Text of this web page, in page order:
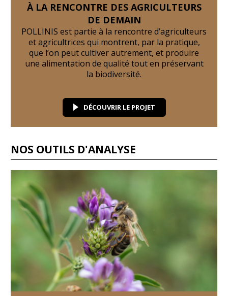
À LA RENCONTRE DES AGRICULTEURS
DE DEMAIN
POLLINIS est partie à la rencontre d’agriculteurs
et agricultrices qui montrent, par la pratique,
que l’on peut cultiver autrement, et produire
une alimentation de qualité tout en préservant
la biodiversité.
DÉCOUVRIR LE PROJET
NOS OUTILS D'ANALYSE